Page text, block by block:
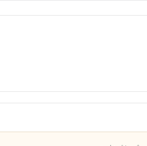
نیست. مهم‌تر از ارتفاع ظاهری مه، پخش
پریز برق یا وسایل چوبی نزدیک نگیرید.